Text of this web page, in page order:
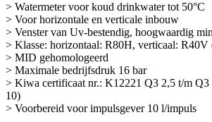
> Watermeter voor koud drinkwater tot 50°C
> Voor horizontale en verticale inbouw
> Venster van Uv-bestendig, hoogwaardig
> Klasse: horizontaal: R80H, verticaal:
> MID gehomologeerd
> Maximale bedrijfsdruk 16 bar
> Kiwa certificaat nr.: K12221 Q3 2,5 t/m
10)
> Voorbereid voor impulsgever 10 l/impuls